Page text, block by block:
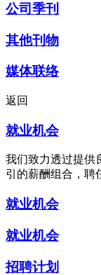
公司季刊
其他刊物
媒体联络
返回
就业机会
我们致力透过提供
引的薪酬组合，聘
就业机会
就业机会
招聘计划